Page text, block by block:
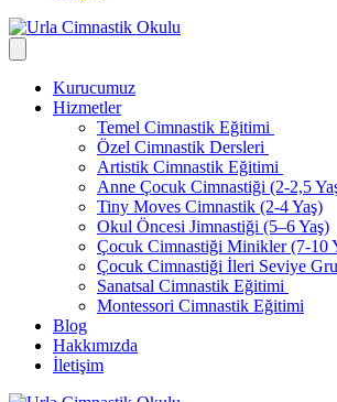
Kurucumuz
Hizmetler
Temel Cimnastik Eğitimi
Özel Cimnastik Dersleri
Artistik Cimnastik Eğitimi
Anne Çocuk Cimnastiği (2-2,5
Tiny Moves Cimnastik (2-4 Yaş)
Okul Öncesi Jimnastiği (5–6 Yaş)
Çocuk Cimnastiği Minikler (7-10
Çocuk Cimnastiği İleri Seviye
Sanatsal Cimnastik Eğitimi
Montessori Cimnastik Eğitimi
Blog
Hakkımızda
İletişim